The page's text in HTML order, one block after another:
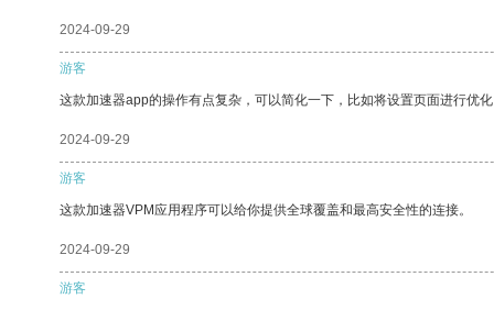
2024-09-29
游客
这款加速器app的操作有点复杂，可以简化一下，比如将设置页面进行优
2024-09-29
游客
这款加速器VPM应用程序可以给你提供全球覆盖和最高安全性的连接。
2024-09-29
游客